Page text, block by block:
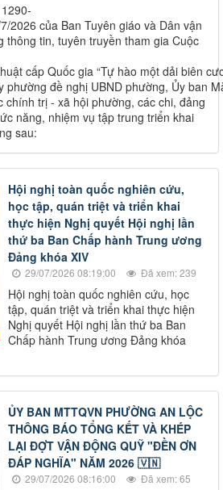
2026 của Ban Tuyên giáo và Dân vận
thông tin, tuyên truyền tham gia Cuộc
cấp Quốc gia “Tự hào một dải biên
phường đề nghị UBND phường, Ủy ban
chính trị - xã hội phường, các chi, đảng
năng, nhiệm vụ tập trung triển khai
sau:
Hội nghị toàn quốc nghiên cứu,
học tập, quán triệt và triển khai
thực hiện Nghị quyết Hội nghị lần
thứ ba Ban Chấp hành Trung ương
Đảng khóa XIV
29/07/2026 08:19:00 Đã xem: 239
Hội nghị toàn quốc nghiên cứu, học
tập, quán triệt và triển khai thực hiện
Nghị quyết Hội nghị lần thứ ba Ban
Chấp hành Trung ương Đảng khóa
ỦY BAN MTTQVN PHƯỜNG AN LỘC
THÔNG BÁO TỔNG KẾT VÀ KHÉP
LẠI ĐỢT VẬN ĐỘNG QUỸ "ĐỀN ƠN
ĐÁP NGHĨA" NĂM 2026 🇻🇳
29/07/2026 08:16:00 Đã xem: 65